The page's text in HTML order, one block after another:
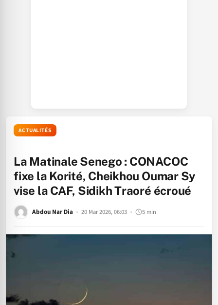
ACTUALITÉS
La Matinale Senego : CONACOC
fixe la Korité, Cheikhou Oumar Sy
vise la CAF, Sidikh Traoré écroué
Abdou Nar Dia 20 Mar 2026, 06:03 5 min